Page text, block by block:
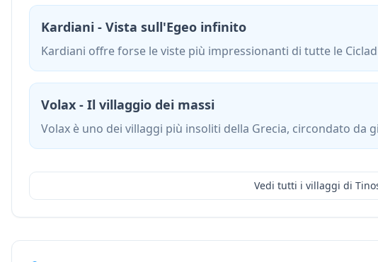
Kardiani - Vista sull'Egeo infinito
Kardiani offre forse le viste più impressionanti di tutte le
Volax - Il villaggio dei massi
Volax è uno dei villaggi più insoliti della Grecia, circondato da
Vedi tutti i villaggi di